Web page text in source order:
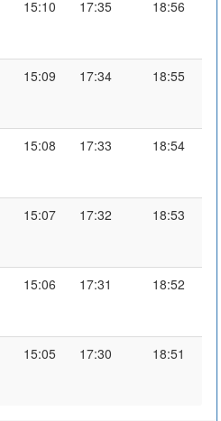
15:10 17:35 18:56
15:09 17:34 18:55
15:08 17:33 18:54
15:07 17:32 18:53
15:06 17:31 18:52
15:05 17:30 18:51